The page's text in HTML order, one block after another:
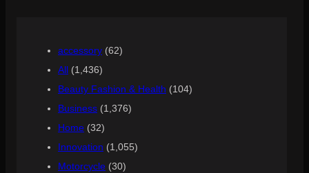
accessory (62)
All (1,436)
Beauty Fashion & Health (104)
Business (1,376)
Home (32)
Innovation (1,055)
Motorcycle (30)